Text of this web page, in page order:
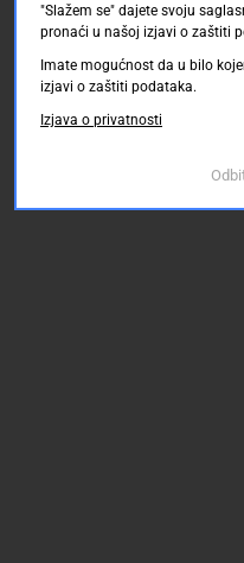
"Slažem se" dajete svoju
pronaći u našoj izjavi o zaštiti
Imate mogućnost da u bilo
izjavi o zaštiti podataka.
Izjava o privatnosti